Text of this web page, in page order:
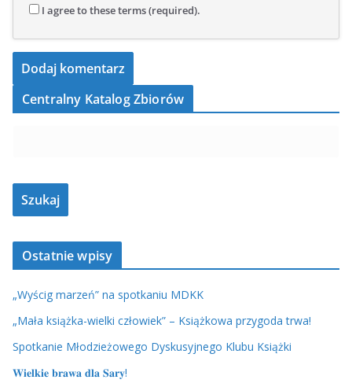
I agree to these terms (required).
Centralny Katalog Zbiorów
Ostatnie wpisy
„Wyścig marzeń” na spotkaniu MDKK
„Mała książka-wielki człowiek” – Książkowa przygoda trwa!
Spotkanie Młodzieżowego Dyskusyjnego Klubu Książki
𝐖𝐢𝐞𝐥𝐤𝐢𝐞 𝐛𝐫𝐚𝐰𝐚 𝐝𝐥𝐚 𝐒𝐚𝐫𝐲!